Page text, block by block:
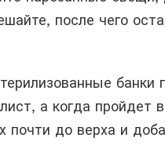
после чего
банки
а когда пройдет
почти до верха и